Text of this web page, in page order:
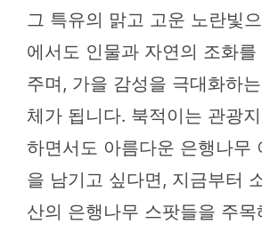
그 특유의 맑고 고운 노란빛
에서도 인물과 자연의 조화를
주며, 가을 감성을 극대화하
체가 됩니다. 북적이는 관광
하면서도 아름다운 은행나무
을 남기고 싶다면, 지금부터
산의 은행나무 스팟들을 주목